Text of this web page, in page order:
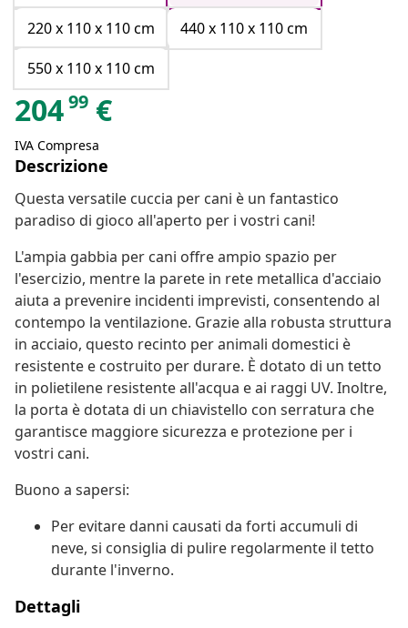
220 x 110 x 110 cm
440 x 110 x 110 cm
550 x 110 x 110 cm
20499 €
IVA Compresa
Descrizione
Questa versatile cuccia per cani è un fantastico
paradiso di gioco all'aperto per i vostri cani!
L'ampia gabbia per cani offre ampio spazio per
l'esercizio, mentre la parete in rete metallica d'acciaio
aiuta a prevenire incidenti imprevisti, consentendo al
contempo la ventilazione. Grazie alla robusta struttura
in acciaio, questo recinto per animali domestici è
resistente e costruito per durare. È dotato di un tetto
in polietilene resistente all'acqua e ai raggi UV. Inoltre,
la porta è dotata di un chiavistello con serratura che
garantisce maggiore sicurezza e protezione per i
vostri cani.
Buono a sapersi:
Per evitare danni causati da forti accumuli di
neve, si consiglia di pulire regolarmente il tetto
durante l'inverno.
Dettagli